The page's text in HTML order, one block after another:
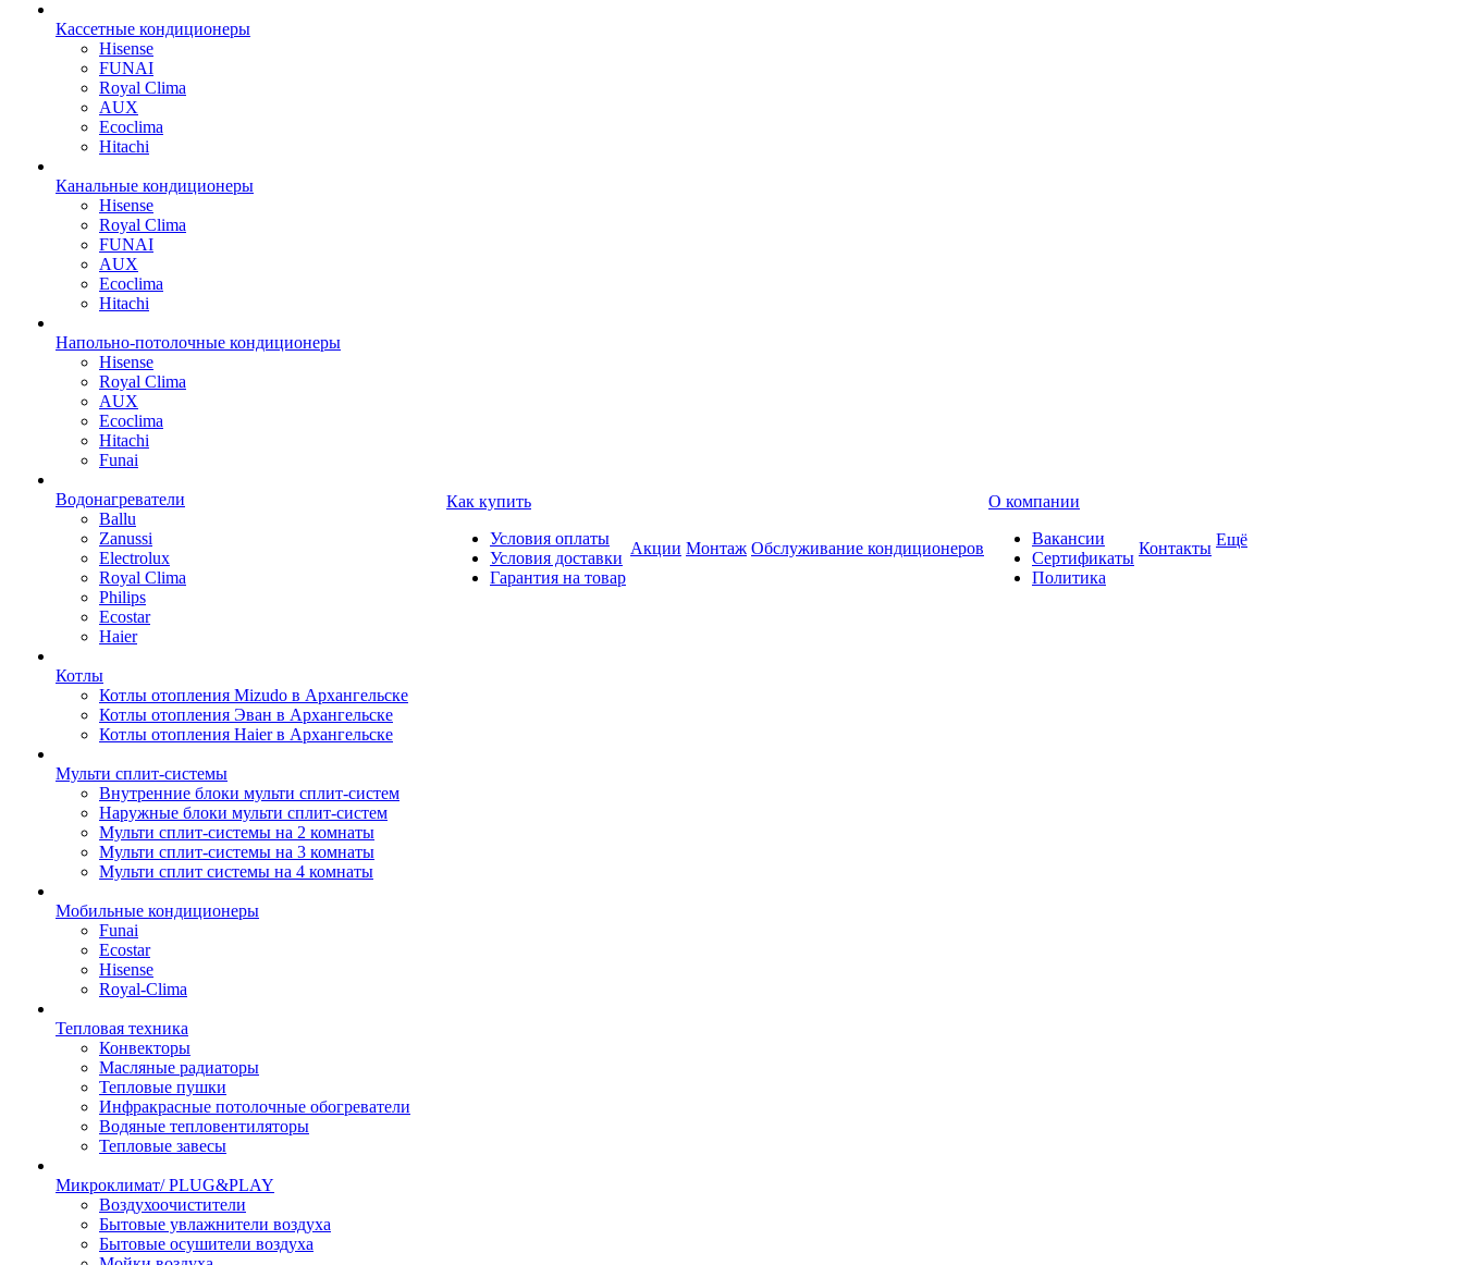
Кассетные кондиционеры
Hisense
FUNAI
Royal Clima
AUX
Ecoclima
Hitachi
Канальные кондиционеры
Hisense
Royal Clima
FUNAI
AUX
Ecoclima
Hitachi
Напольно-потолочные кондиционеры
Hisense
Royal Clima
AUX
Ecoclima
Hitachi
Funai
Водонагреватели
Ballu
Zanussi
Electrolux
Royal Clima
Philips
Ecostar
Haier
Котлы
Котлы отопления Mizudo в Архангельске
Котлы отопления Эван в Архангельске
Котлы отопления Haier в Архангельске
Мульти сплит-системы
Внутренние блоки мульти сплит-систем
Наружные блоки мульти сплит-систем
Мульти сплит-системы на 2 комнаты
Мульти сплит-системы на 3 комнаты
Мульти сплит системы на 4 комнаты
Мобильные кондиционеры
Funai
Ecostar
Hisense
Royal-Clima
Тепловая техника
Конвекторы
Масляные радиаторы
Тепловые пушки
Инфракрасные потолочные обогреватели
Водяные тепловентиляторы
Тепловые завесы
Микроклимат/ PLUG&PLAY
Воздухоочистители
Бытовые увлажнители воздуха
Бытовые осушители воздуха
Как купить
Условия оплаты
Условия доставки
Гарантия на товар
Акции Монтаж Обслуживание кондиционеров
О компании
Вакансии
Сертификаты
Политика
Контакты Ещё